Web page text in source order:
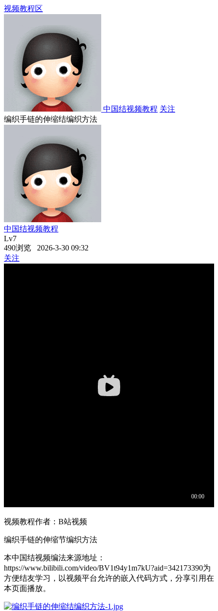
视频教程区
中国结视频教程 关注
编织手链的伸缩结编织方法
中国结视频教程
Lv7
490浏览 2026-3-30 09:32
关注
视频教程作者：B站视频
编织手链的伸缩节编织方法
本中国结视频编法来源地址：
https://www.bilibili.com/video/BV1t94y1m7kU?aid=342173390为
方便结友学习，以视频平台允许的嵌入代码方式，分享引用在
本页面播放。